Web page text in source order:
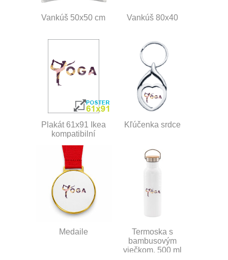
Vankúš 50x50 cm Vankúš 80x40
Plakát 61x91 Ikea
kompatibilní
Kľúčenka srdce
Medaile
Termoska s
bambusovým
viečkom, 500 ml